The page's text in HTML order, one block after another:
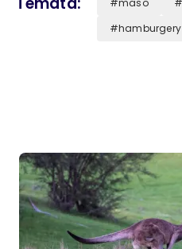
maso
hamburgery